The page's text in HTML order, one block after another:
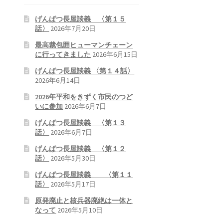
げんぱつ長屋談義 〈第１５
話〉
2026年7月20日
最高裁包囲ヒューマンチェーン
に行ってきました 2026年6月15日
げんぱつ長屋談義 〈第１４話〉
2026年6月14日
2026年平和をきずく市民のつど
いに参加 2026年6月7日
げんぱつ長屋談義 〈第１３
話〉
2026年6月7日
げんぱつ長屋談義 〈第１２
話〉
2026年5月30日
げんぱつ長屋談義 〈第１１
話〉
2026年5月17日
原発廃止と核兵器廃絶は一体と
なって 2026年5月10日